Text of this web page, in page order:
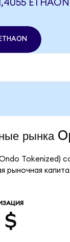
ETHAON
Tokenized)
рыночная